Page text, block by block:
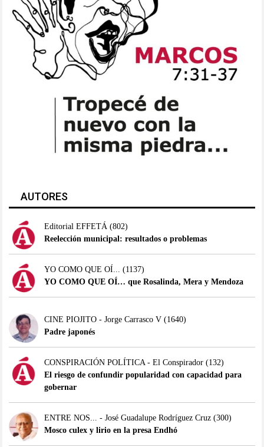
AUTORES
Editorial EFFETÁ(802)
Reelección municipal: resultados o problemas
YO COMO QUE OÍ... (1137)
YO COMO QUE OÍ… que Rosalinda, Mera y Mendoza
CINE PIOJITO - Jorge Carrasco V(1640)
Padre japonés
CONSPIRACIÓN POLÍTICA - El Conspirador(132)
El riesgo de confundir popularidad con capacidad para
gobernar
ENTRE NOS... - José Guadalupe Rodríguez Cruz(300)
Mosco culex y lirio en la presa Endhó